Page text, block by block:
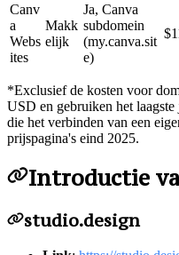
Canv
a
Webs
ites
Makk
elijk
Ja, Canva
subdomein
(my.canva.sit
e)
*Exclusief de kosten voor
USD en gebruiken het
die het verbinden van een
prijspagina's eind 2025.
Introductie
studio.design